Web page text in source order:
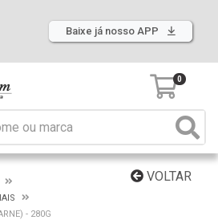
Baixe já nosso APP
0
VOLTAR
- 280G